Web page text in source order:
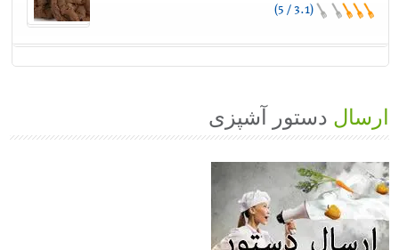
(3.1 / 5)
ارسال دستور آشپزی